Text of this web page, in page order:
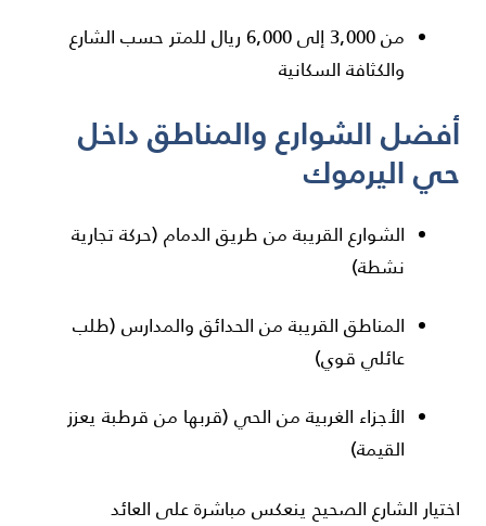
من 3,000 إلى 6,000 ريال للمتر حسب الشارع
والكثافة السكانية
أفضل الشوارع والمناطق داخل
حي اليرموك
الشوارع القريبة من طريق الدمام (حركة تجارية
نشطة)
المناطق القريبة من الحدائق والمدارس (طلب
عائلي قوي)
الأجزاء الغربية من الحي (قربها من قرطبة يعزز
القيمة)
اختيار الشارع الصحيح ينعكس مباشرة على العائد